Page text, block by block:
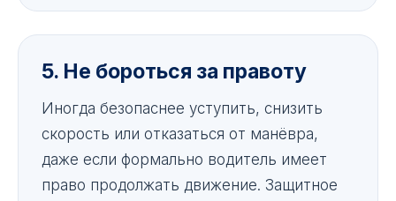
5. Не бороться за правоту
Иногда безопаснее уступить, снизить
скорость или отказаться от манёвра,
даже если формально водитель имеет
право продолжать движение. Защитное